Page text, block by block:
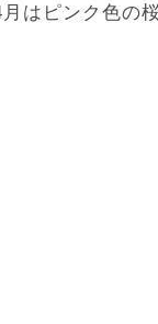
はピンク色の